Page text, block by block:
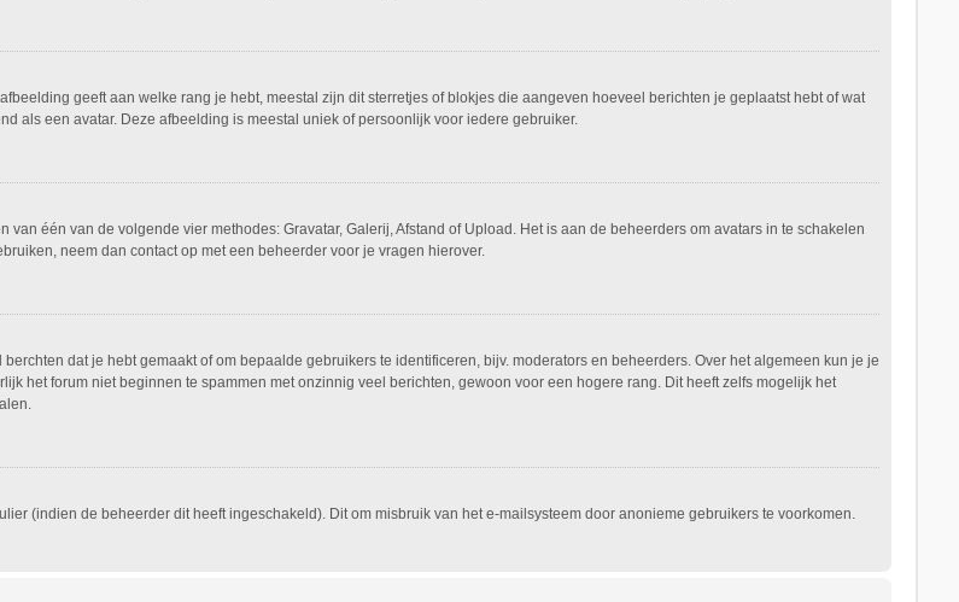
geeft aan welke rang je hebt, meestal zijn dit sterretjes of blokjes die aangeven hoeveel berichten je geplaatst hebt of wat
als een avatar. Deze afbeelding is meestal uniek of persoonlijk voor iedere gebruiker.
één van de volgende vier methodes: Gravatar, Galerij, Afstand of Upload. Het is aan de beheerders om avatars in te schakelen
neem dan contact op met een beheerder voor je vragen hierover.
dat je hebt gemaakt of om bepaalde gebruikers te identificeren, bijv. moderators en beheerders. Over het algemeen kun je je
het forum niet beginnen te spammen met onzinnig veel berichten, gewoon voor een hogere rang. Dit heeft zelfs mogelijk het
(indien de beheerder dit heeft ingeschakeld). Dit om misbruik van het e-mailsysteem door anonieme gebruikers te voorkomen.